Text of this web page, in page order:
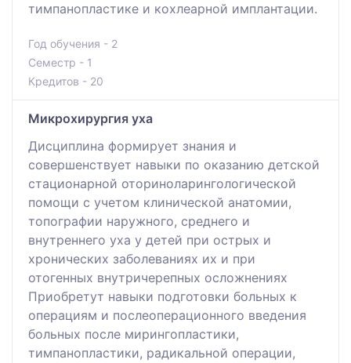
тимпанопластике и кохлеарной имплантации.
Год обучения - 2
Семестр - 1
Кредитов - 20
Микрохирургия уха
Дисциплина формирует знания и
совершенствует навыки по оказанию детской
стационарной оториноларингологической
помощи с учетом клинической анатомии,
топографии наружного, среднего и
внутреннего уха у детей при острых и
хронических заболеваниях их и при
отогенных внутричерепных осложнениях
Приобретут навыки подготовки больных к
операциям и послеоперационного введения
больных после мирингопластики,
тимпанопластики, радикальной операции,